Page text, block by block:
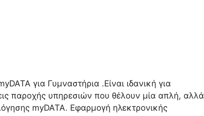
για Γυμναστήρια .Είναι ιδανική για
παροχής υπηρεσιών που θέλουν μία απλή, αλλά
myDATA. Εφαρμογή ηλεκτρονικής